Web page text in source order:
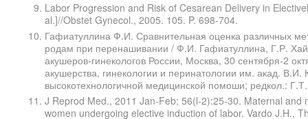
Labor Progression and Risk of Cesarean Delivery in
al.]//Obstet Gynecol., 2005. 105. P. 698-704.
Гафиатуллина Ф.И. Сравнительная оценка различных
родам при перенашивании / Ф.И. Гафиатуллина, Г.Р.
акушеров-гинекологов России, Москва, 30 сентября-2
акушерства, гинекологии и перинатологии им. акад. В.И.
высокотехнологичной медицинской помоши; редкол.:
J Reprod Med., 2011 Jan-Feb; 56(l-2):25-30. Maternal and
women undergoing elective induction of labor. Vardo J.H.,